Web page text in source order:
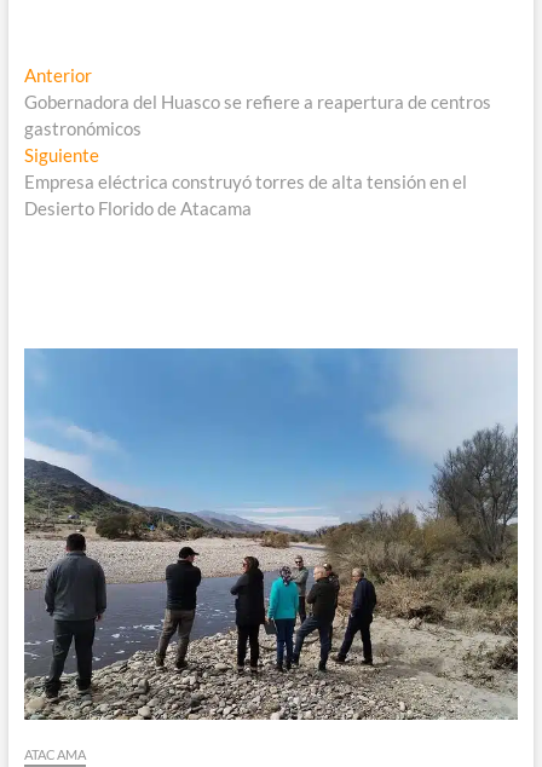
Navegación
de
entradas
AnteriorEntrada
anterior:
Gobernadora del Huasco se refiere a reapertura de centros
gastronómicos
SiguienteEntrada
siguiente:
Empresa eléctrica construyó torres de alta tensión en el
Desierto Florido de Atacama
ATACAMA